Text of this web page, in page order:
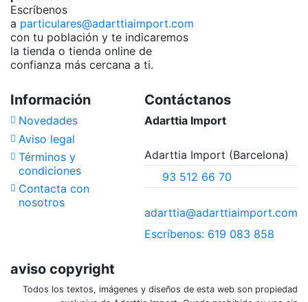
Escríbenos
a particulares@adarttiaimport.com
con tu población y te indicaremos
la tienda o tienda online de
confianza más cercana a ti.
Información
Novedades
Aviso legal
Términos y
condiciones
Contacta con
nosotros
Contáctanos
Adarttia Import
Adarttia Import (Barcelona)
93 512 66 70
adarttia@adarttiaimport.com
Escríbenos: 619 083 858
aviso copyright
Todos los textos, imágenes y diseños de esta web son propiedad